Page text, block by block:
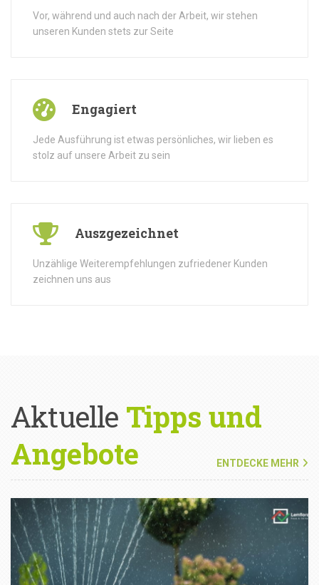
Vor, während und auch nach der Arbeit, wir stehen
unseren Kunden stets zur Seite
Engagiert
Jede Ausführung ist etwas persönliches, wir lieben es
stolz auf unsere Arbeit zu sein
Auszgezeichnet
Unzählige Weiterempfehlungen zufriedener Kunden
zeichnen uns aus
Aktuelle Tipps und
Angebote
ENTDECKE MEHR